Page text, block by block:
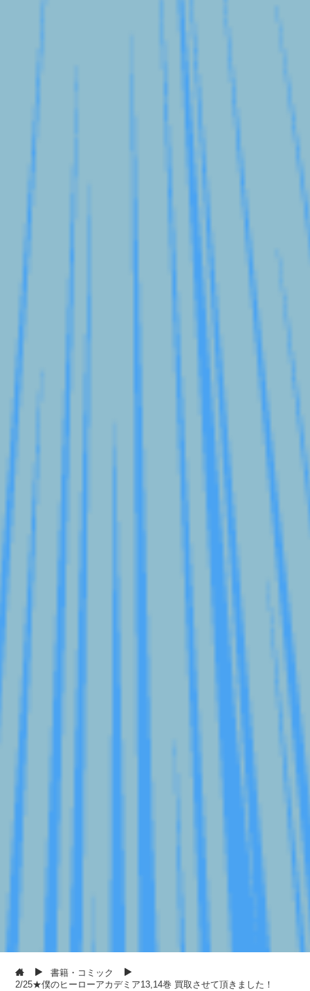
書籍・コミック
2/25★僕のヒーローアカデミア13,14巻 買取させて頂きました！